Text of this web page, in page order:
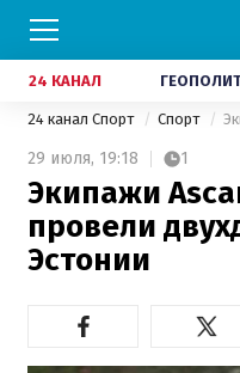
24 КАНАЛ
24 канал Спорт Спорт
29 июля, 19:18 1
Экипажи
провели
Эстонии